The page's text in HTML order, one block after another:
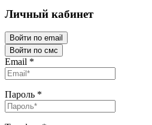
Личный кабинет
Войти по email
Войти по смс
Email *
Пароль *